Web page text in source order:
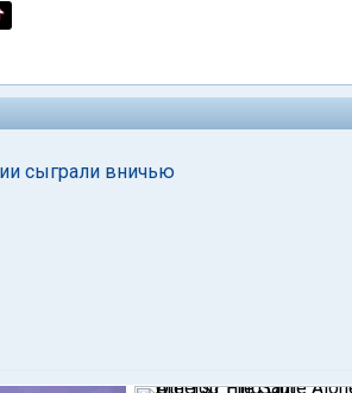
сыграли вничью